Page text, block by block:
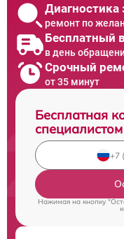
Диагностика
ремонт по
Бесплатный
в день
Срочный
от 35 минут
Бесплатная
специалистом
Нажимая на кнопку